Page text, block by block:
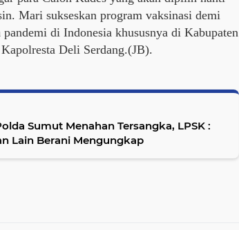
Mari sukseskan program vaksinasi demi
pandemi di Indonesia khususnya di Kabupaten
Deli Serdang.(JB).
Sumut Menahan Tersangka, LPSK :
Lain Berani Mengungkap